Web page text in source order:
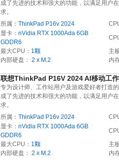
成了先进的技术和强大的功能，以满足用户
求。
所属： ThinkPad P16v 2024
显卡： nVidia RTX 1000Ada 6GB
GDDR6
最大CPU： 1颗 主
内部硬盘： 2 x M.2 内
联想ThinkPad P16V 2024 AI移动工
专为设计师、工作站用户及游戏爱好者打造
成了先进的技术和强大的功能，以满足用户
求。
所属： ThinkPad P16v 2024
显卡： nVidia RTX 1000Ada 6GB
GDDR6
最大CPU： 1颗 主
内部硬盘： 2 x M.2 内